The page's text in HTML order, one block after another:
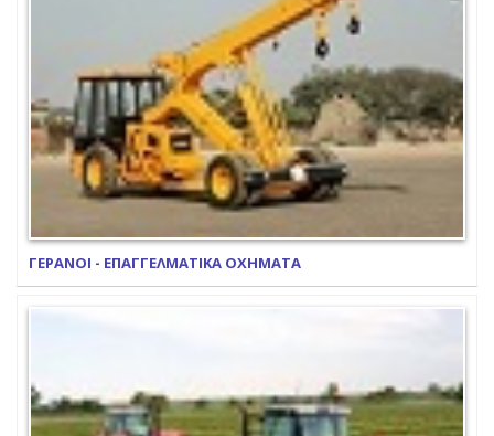
ΓΕΡΑΝΟΙ - ΕΠΑΓΓΕΛΜΑΤΙΚΑ ΟΧΗΜΑΤΑ